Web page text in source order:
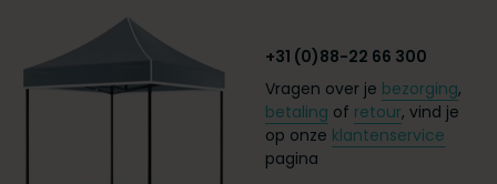
+31 (0)88-22 66 300
Vragen over je bezorging,
betaling of retour, vind je
op onze klantenservice
pagina